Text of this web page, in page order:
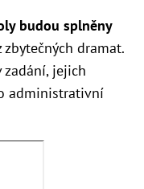
budou splněny
zbytečných dramat.
zadání, jejich
administrativní